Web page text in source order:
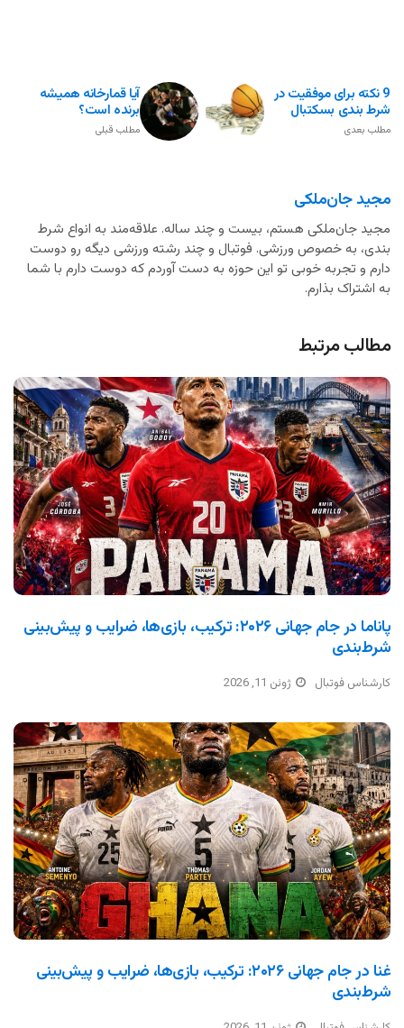
آیا قمارخانه همیشه
برنده است؟
مطلب قبلی
9 نکته برای موفقیت در
شرط بندی بسکتبال
مطلب بعدی
مجید جان‌ملکی
مجید جان‌ملکی هستم، بیست و چند ساله. علاقه‌مند به انواع شرط
بندی، به خصوص ورزشی. فوتبال و چند رشته ورزشی دیگه رو دوست
دارم و تجربه خوبی تو این حوزه به دست آوردم که دوست دارم با شما
به اشتراک بذارم.
مطالب مرتبط
پاناما در جام جهانی ۲۰۲۶: ترکیب، بازی‌ها، ضرایب و پیش‌بینی
شرط‌بندی
کارشناس فوتبال ژوئن 11, 2026
غنا در جام جهانی ۲۰۲۶: ترکیب، بازی‌ها، ضرایب و پیش‌بینی
شرط‌بندی